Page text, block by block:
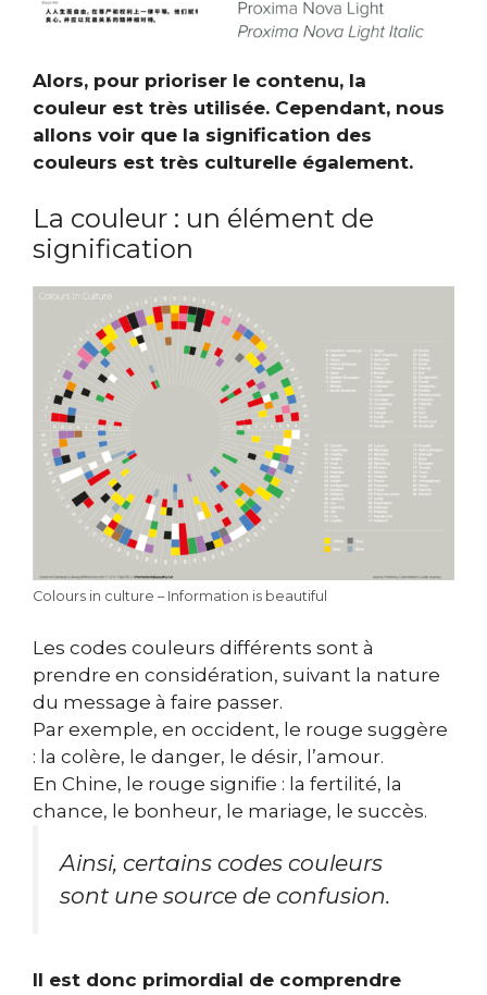
Alors, pour prioriser le contenu, la
couleur est très utilisée. Cependant, nous
allons voir que la signification des
couleurs est très culturelle également.
La couleur : un élément de
signification
Colours in culture – Information is beautiful
Les codes couleurs différents sont à
prendre en considération, suivant la nature
du message à faire passer.
Par exemple, en occident, le rouge suggère
: la colère, le danger, le désir, l’amour.
En Chine, le rouge signifie : la fertilité, la
chance, le bonheur, le mariage, le succès.
Ainsi, certains codes couleurs
sont une source de confusion.
Il est donc primordial de comprendre